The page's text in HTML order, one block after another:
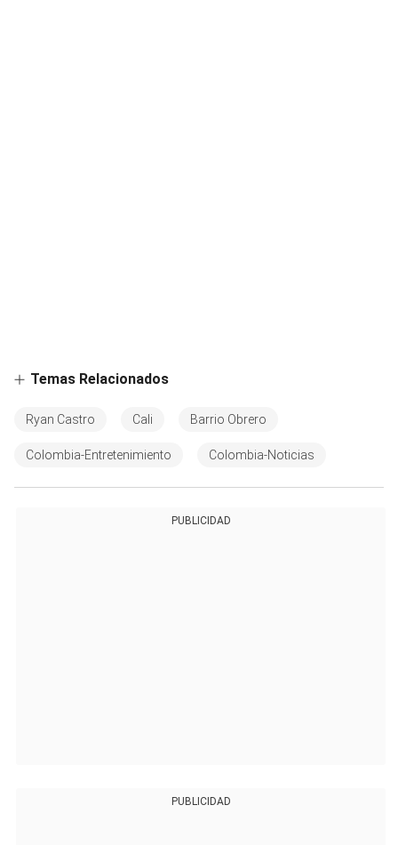
Temas Relacionados
Ryan Castro Cali Barrio Obrero
Colombia-Entretenimiento Colombia-Noticias
PUBLICIDAD
PUBLICIDAD